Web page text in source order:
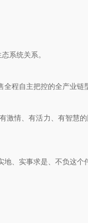
系统关系。
自主把控的全产业链
情、有活力、有智慧
、实事求是、不负这个